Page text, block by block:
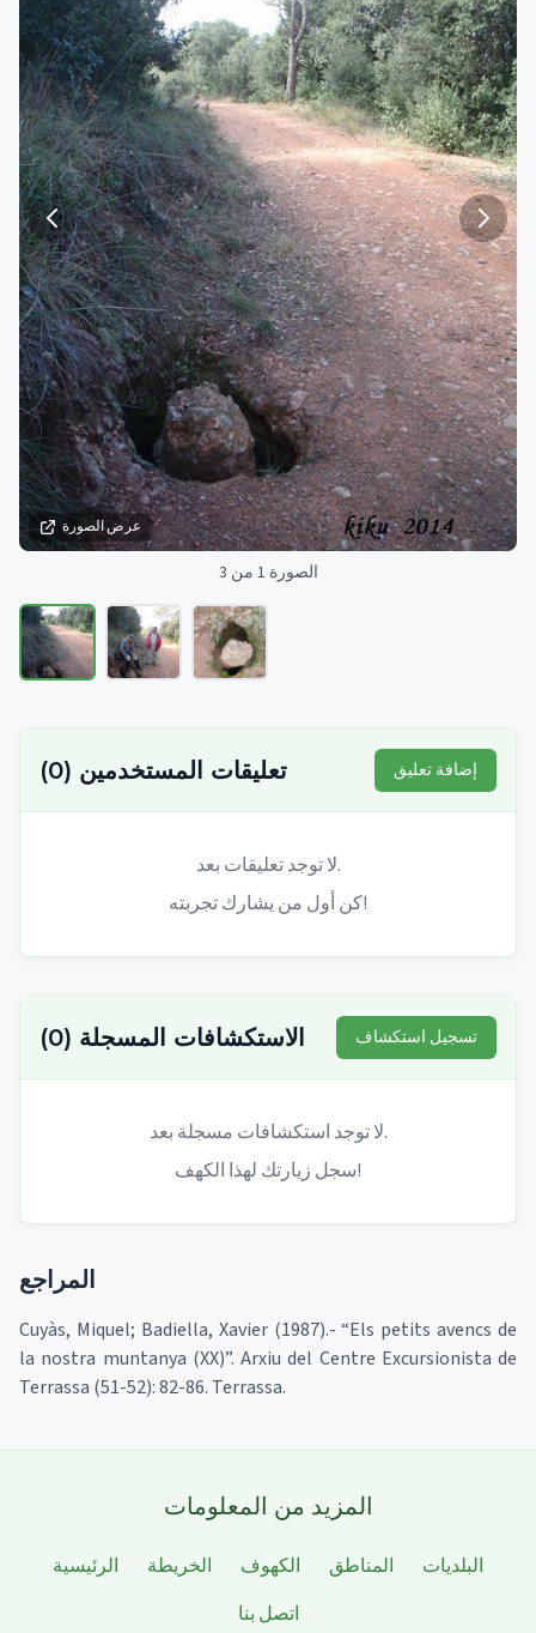
عرض الصورة
الصورة 1 من 3
تعليقات المستخدمين (
0
) إضافة تعليق
لا توجد تعليقات بعد.
كن أول من يشارك تجربته!
الاستكشافات المسجلة (
0
) تسجيل استكشاف
لا توجد استكشافات مسجلة بعد.
سجل زيارتك لهذا الكهف!
المراجع
Cuyàs, Miquel; Badiella, Xavier (1987).- “Els petits avencs de
la nostra muntanya (XX)”. Arxiu del Centre Excursionista de
Terrassa (51-52): 82-86. Terrassa.
المزيد من المعلومات
الرئيسية الخريطة الكهوف المناطق
البلديات
اتصل بنا